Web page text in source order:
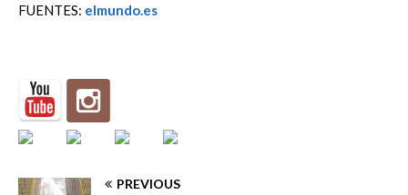
FUENTES: elmundo.es
PREVIOUS